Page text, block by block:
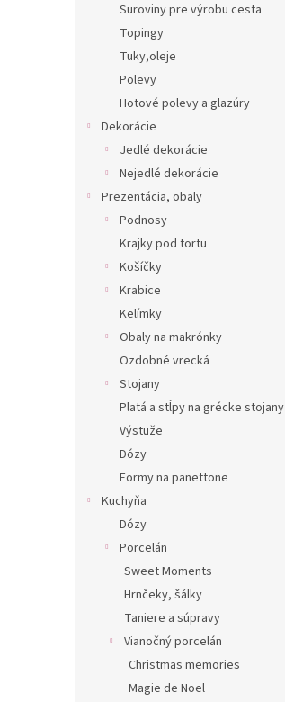
Suroviny pre výrobu cesta
Topingy
Tuky,oleje
Polevy
Hotové polevy a glazúry
Dekorácie
Jedlé dekorácie
Nejedlé dekorácie
Prezentácia, obaly
Podnosy
Krajky pod tortu
Košíčky
Krabice
Kelímky
Obaly na makrónky
Ozdobné vrecká
Stojany
Platá a stĺpy na grécke stojany
Výstuže
Dózy
Formy na panettone
Kuchyňa
Dózy
Porcelán
Sweet Moments
Hrnčeky, šálky
Taniere a súpravy
Vianočný porcelán
Christmas memories
Magie de Noel